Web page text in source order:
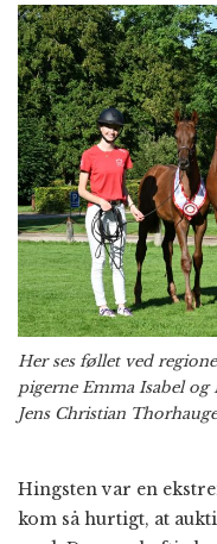
Her ses føllet ved
pigerne Emma Isabel
Jens Christian
Hingsten var en
kom så hurtigt, at